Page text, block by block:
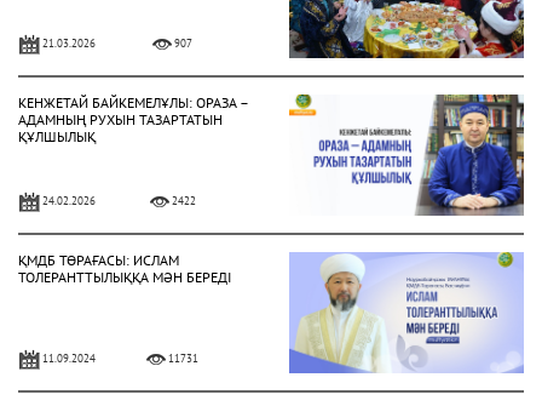
21.03.2026 907
КЕНЖЕТАЙ БАЙКЕМЕЛҰЛЫ: ОРАЗА –
АДАМНЫҢ РУХЫН ТАЗАРТАТЫН
ҚҰЛШЫЛЫҚ
24.02.2026 2422
ҚМДБ ТӨРАҒАСЫ: ИСЛАМ
ТОЛЕРАНТТЫЛЫҚҚА МӘН БЕРЕДІ
11.09.2024 11731